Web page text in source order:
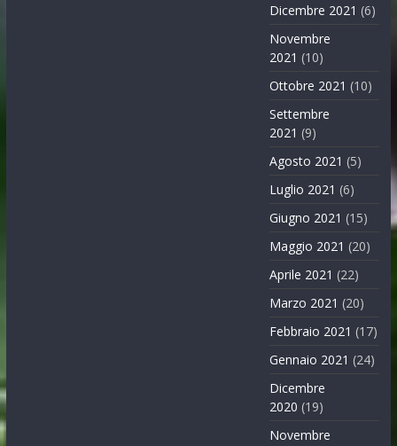
Dicembre 2021 (6)
Novembre
2021 (10)
Ottobre 2021 (10)
Settembre
2021 (9)
Agosto 2021 (5)
Luglio 2021 (6)
Giugno 2021 (15)
Maggio 2021 (20)
Aprile 2021 (22)
Marzo 2021 (20)
Febbraio 2021 (17)
Gennaio 2021 (24)
Dicembre
2020 (19)
Novembre